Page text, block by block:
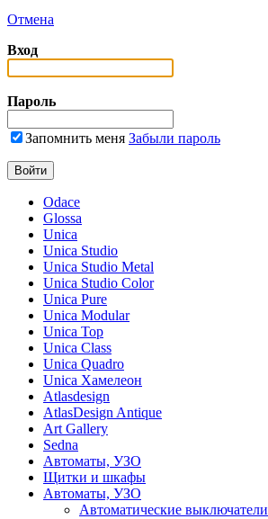
Отмена
Вход
Пароль
Запомнить меня Забыли пароль
Odace
Glossa
Unica
Unica Studio
Unica Studio Metal
Unica Studio Color
Unica Pure
Unica Modular
Unica Top
Unica Class
Unica Quadro
Unica Хамелеон
Atlasdesign
AtlasDesign Antique
Art Gallery
Sedna
Автоматы, УЗО
Щитки и шкафы
Автоматы, УЗО
Автоматические выключатели